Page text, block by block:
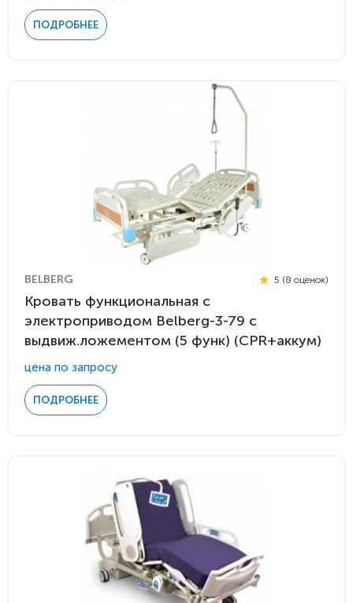
ПОДРОБНЕЕ
BELBERG 5 (8 оценок)
Кровать функциональная с
электроприводом Belberg-3-79 с
выдвиж.ложементом (5 функ) (CPR+аккум)
цена по запросу
ПОДРОБНЕЕ